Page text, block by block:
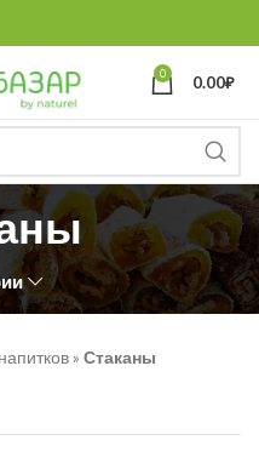
0 0.00₽
» Стаканы